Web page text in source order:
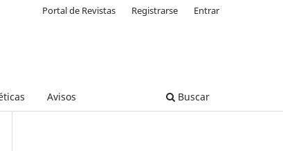
Avisos Buscar
Portal de Revistas Registrarse Entrar